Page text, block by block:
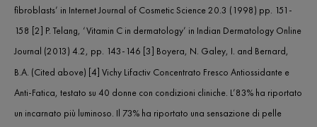
fibroblasts’ in Internet Journal of Cosmetic Science 20.3 (1998) pp. 151-
158 [2] P. Telang, ‘Vitamin C in dermatology’ in Indian Dermatology Online
Journal (2013) 4.2, pp. 143-146 [3] Boyera, N. Galey, I. and Bernard,
B.A. (Cited above) [4] Vichy Lifactiv Concentrato Fresco Antiossidante e
Anti-Fatica, testato su 40 donne con condizioni cliniche. L’83% ha riportato
un incarnato più luminoso. Il 73% ha riportato una sensazione di pelle